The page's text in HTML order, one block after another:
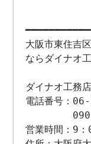
大阪市東住吉
ならダイナオ
ダイナオ工務店
電話番号：
090-
営業時間：9